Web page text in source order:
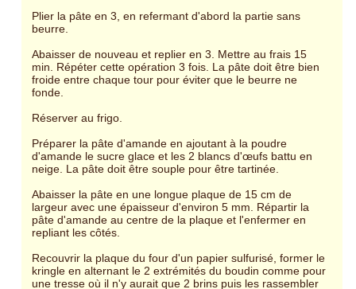
Plier la pâte en 3, en refermant d'abord la partie sans
beurre.
Abaisser de nouveau et replier en 3. Mettre au frais 15
min. Répéter cette opération 3 fois. La pâte doit être bien
froide entre chaque tour pour éviter que le beurre ne
fonde.
Réserver au frigo.
Préparer la pâte d'amande en ajoutant à la poudre
d'amande le sucre glace et les 2 blancs d'œufs battu en
neige. La pâte doit être souple pour être tartinée.
Abaisser la pâte en une longue plaque de 15 cm de
largeur avec une épaisseur d'environ 5 mm. Répartir la
pâte d'amande au centre de la plaque et l'enfermer en
repliant les côtés.
Recouvrir la plaque du four d'un papier sulfurisé, former le
kringle en alternant le 2 extrémités du boudin comme pour
une tresse où il n'y aurait que 2 brins puis les rassembler